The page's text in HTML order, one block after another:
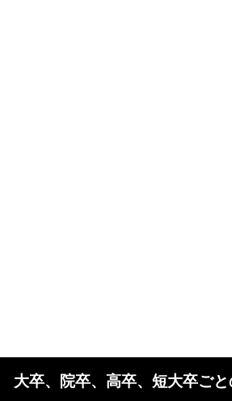
大卒、院卒、高卒、短大卒ご